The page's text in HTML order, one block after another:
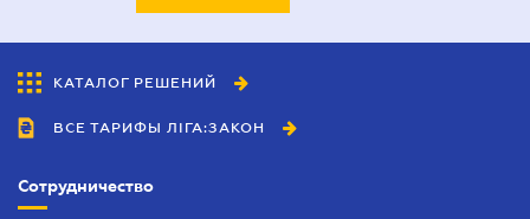
КАТАЛОГ РЕШЕНИЙ
ВСЕ ТАРИФЫ ЛІГА:ЗАКОН
Сотрудничество